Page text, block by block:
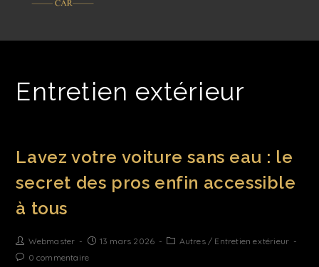
Entretien extérieur
Lavez votre voiture sans eau : le
secret des pros enfin accessible
à tous
Webmaster 13 mars 2026 Autres/ Entretien extérieur
0 commentaire